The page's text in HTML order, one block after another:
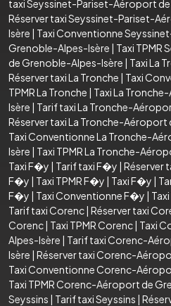
taxi Seyssinet-Pariset-Aéroport
Réserver taxi Seyssinet-Pariset-
Isère | Taxi Conventionne
Grenoble-Alpes-Isère | Taxi
de Grenoble-Alpes-Isère | Taxi La
Réserver taxi La Tronche | Taxi
TPMR La Tronche | Taxi La
Isère | Tarif taxi La Tronche-
Réserver taxi La Tronche-
Taxi Conventionne La Tronche-
Isère | Taxi TPMR La Tronche-
Taxi F�y | Tarif taxi F�y | Réserver
F�y | Taxi TPMR F�y | Taxi F�y |
F�y | Taxi Conventionne F�y |
Tarif taxi Corenc| Réserver taxi
Corenc| Taxi TPMR Corenc| Taxi
Alpes-Isère | Tarif taxi Corenc-
Isère | Réserver taxi Corenc-
Taxi Conventionne Corenc-
Taxi TPMR Corenc-Aéroport de
Seyssins | Tarif taxi Seyssins |